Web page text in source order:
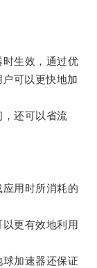
生效，通过优
可以更快地加
还可以省流
用时所消耗的
更有效地利用
加速器还保证